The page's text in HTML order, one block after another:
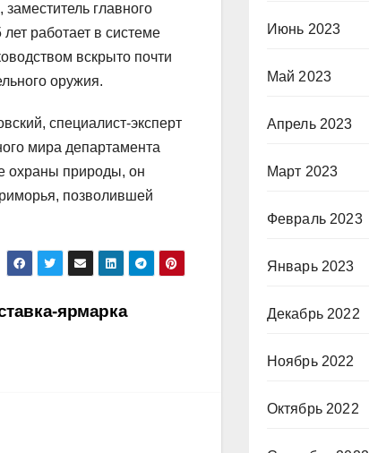
главного
работает в системе
вскрыто почти
оружия.
специалист-эксперт
мира департамента
охраны природы, он
позволившей
ярмарка
Июнь 2023
Май 2023
Апрель 2023
Март 2023
Февраль 2023
Январь 2023
Декабрь 2022
Ноябрь 2022
Октябрь 2022